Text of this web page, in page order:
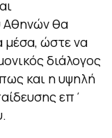
Αθηνών θα
μέσα, ώστε να
διάλογος
και η υψηλή
επ΄